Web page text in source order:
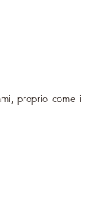
proprio come i